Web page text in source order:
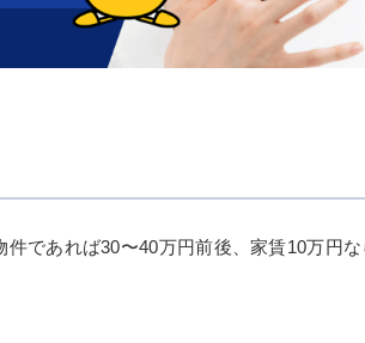
であれば30〜40万円前後、家賃10万円